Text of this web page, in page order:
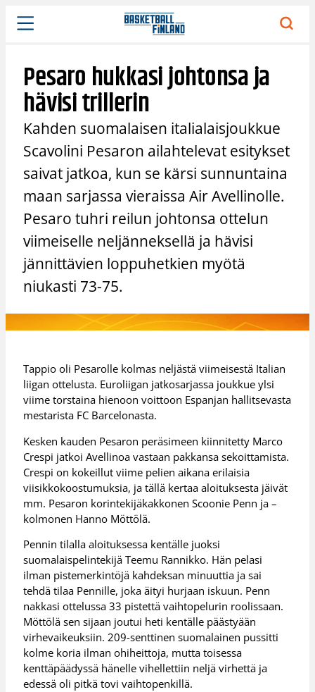
Siirry
sisältöön
Pesaro hukkasi johtonsa ja
hävisi trillerin
Kahden suomalaisen italialaisjoukkue
Scavolini Pesaron ailahtelevat esitykset
saivat jatkoa, kun se kärsi sunnuntaina
maan sarjassa vieraissa Air Avellinolle.
Pesaro tuhri reilun johtonsa ottelun
viimeiselle neljänneksellä ja hävisi
jännittävien loppuhetkien myötä
niukasti 73-75.
Tappio oli Pesarolle kolmas neljästä viimeisestä Italian
liigan ottelusta. Euroliigan jatkosarjassa joukkue ylsi
viime torstaina hienoon voittoon Espanjan hallitsevasta
mestarista FC Barcelonasta.
Kesken kauden Pesaron peräsimeen kiinnitetty Marco
Crespi jatkoi Avellinoa vastaan pakkansa sekoittamista.
Crespi on kokeillut viime pelien aikana erilaisia
viisikkokoostumuksia, ja tällä kertaa aloituksesta jäivät
mm. Pesaron korintekijäkakkonen Scoonie Penn ja –
kolmonen Hanno Möttölä.
Pennin tilalla aloituksessa kentälle juoksi
suomalaispelintekijä Teemu Rannikko. Hän pelasi
ilman pistemerkintöjä kahdeksan minuuttia ja sai
tehdä tilaa Pennille, joka äityi hurjaan iskuun. Penn
nakkasi ottelussa 33 pistettä vaihtopelurin roolissaan.
Möttölä sen sijaan joutui heti kentälle päästyään
virhevaikeuksiin. 209-senttinen suomalainen pussitti
kolme koria ilman ohiheittoja, mutta toisessa
kenttäpäädyssä hänelle vihellettiin neljä virhettä ja
edessä oli pitkä tovi vaihtopenkillä.